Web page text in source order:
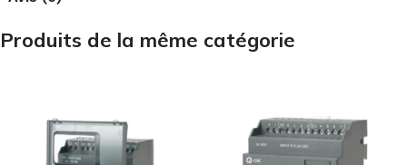
Produits de la même catégorie